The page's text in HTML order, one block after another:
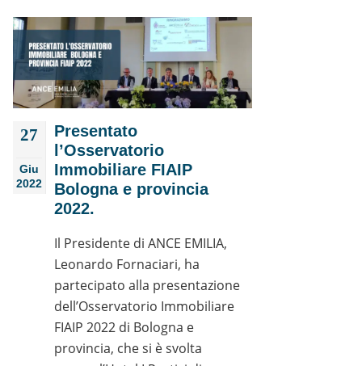
27
Giu
2022
Presentato
l’Osservatorio
Immobiliare FIAIP
Bologna e provincia
2022.
Il Presidente di ANCE EMILIA,
Leonardo Fornaciari, ha
partecipato alla presentazione
dell’Osservatorio Immobiliare
FIAIP 2022 di Bologna e
provincia, che si è svolta